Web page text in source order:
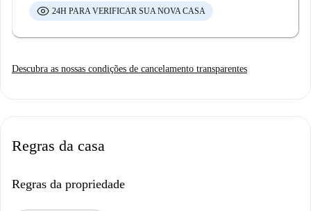
24H PARA VERIFICAR SUA NOVA CASA
Descubra as nossas condições de cancelamento transparentes
Regras da casa
Regras da propriedade